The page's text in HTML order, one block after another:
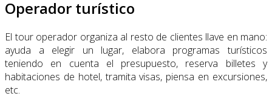
Operador turístico
El tour operador organiza al resto de clientes llave en mano:
ayuda a elegir un lugar, elabora programas turísticos
teniendo en cuenta el presupuesto, reserva billetes y
habitaciones de hotel, tramita visas, piensa en excursiones,
etc.